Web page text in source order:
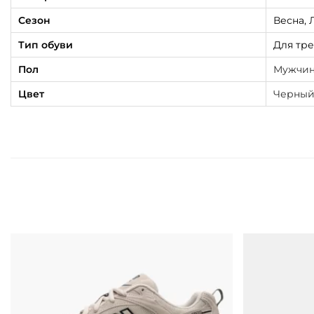
Сезон
Весна,
Тип обуви
Для
Пол
Цвет
Черный